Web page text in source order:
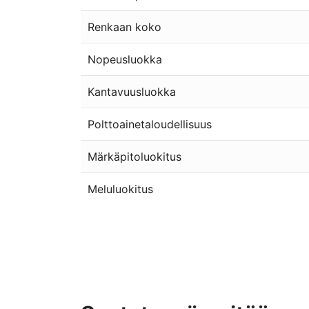
Renkaan koko
Nopeusluokka
Kantavuusluokka
Polttoainetaloudellisuus
Märkäpitoluokitus
Meluluokitus